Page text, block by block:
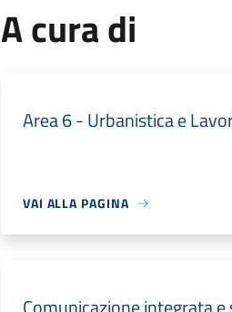
A cura di
Area 6 - Urbanistica e
VAI ALLA PAGINA